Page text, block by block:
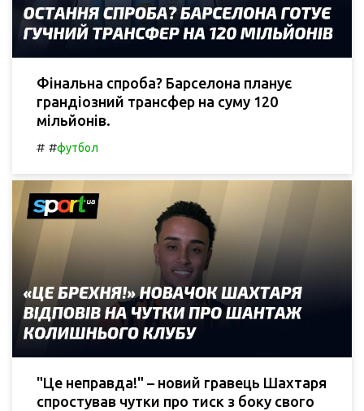
Фінальна спроба? Барселона планує
грандіозний трансфер на суму 120
мільйонів.
# #футбол
"Це неправда!" – новий гравець Шахтаря
спростував чутки про тиск з боку свого